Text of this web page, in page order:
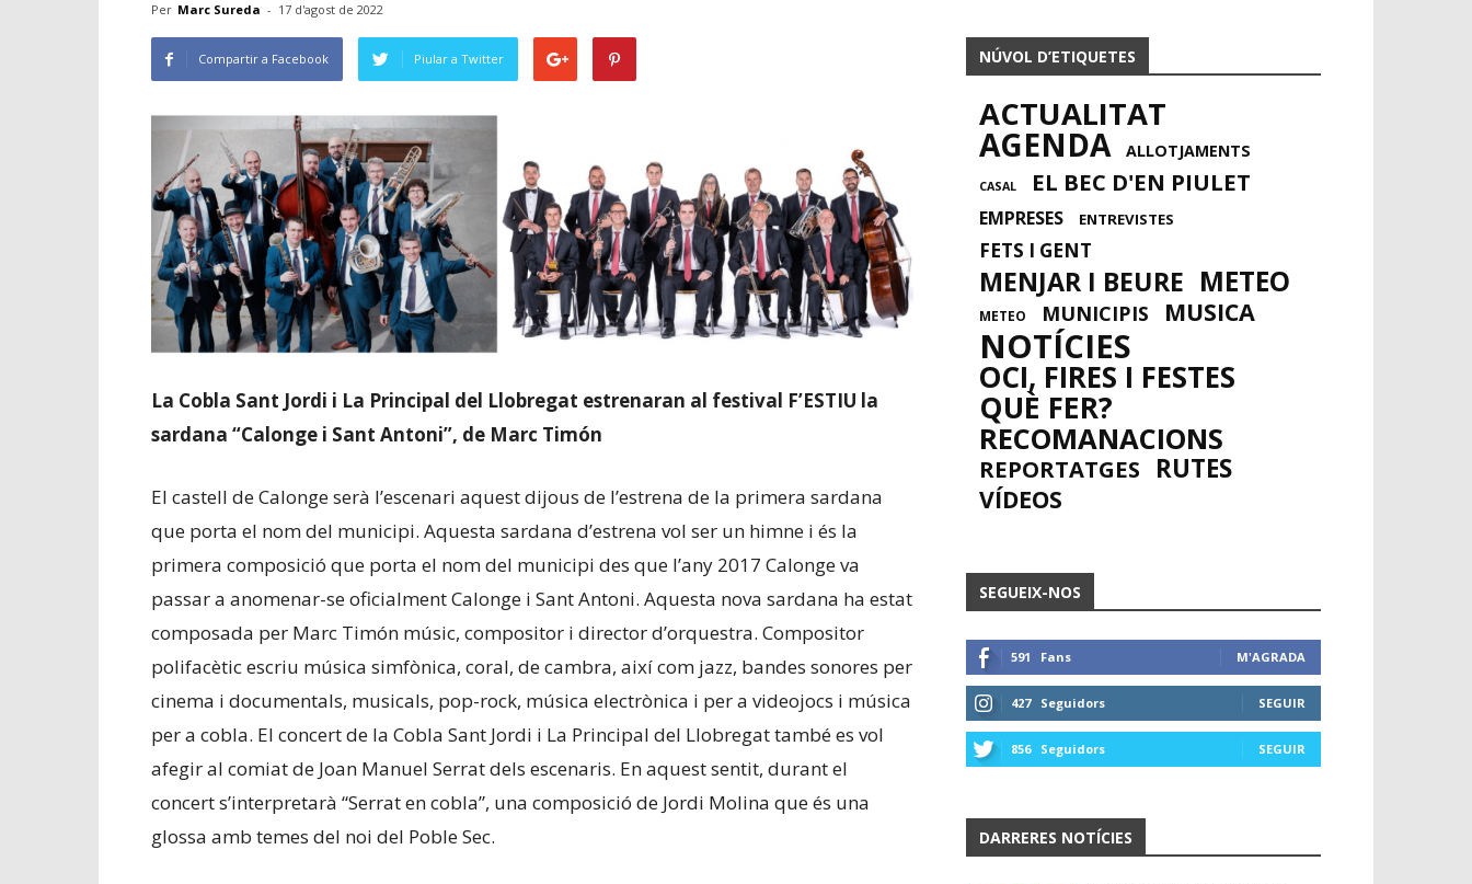
Per Marc Sureda - 17 d'agost de 2022
Compartir a Facebook Piular a Twitter
La Cobla Sant Jordi i La Principal del Llobregat estrenaran al festival F’ESTIU la
sardana “Calonge i Sant Antoni”, de Marc Timón
El castell de Calonge serà l’escenari aquest dijous de l’estrena de la primera sardana
que porta el nom del municipi. Aquesta sardana d’estrena vol ser un himne i és la
primera composició que porta el nom del municipi des que l’any 2017 Calonge va
passar a anomenar-se oficialment Calonge i Sant Antoni. Aquesta nova sardana ha estat
composada per Marc Timón músic, compositor i director d’orquestra. Compositor
polifacètic escriu música simfònica, coral, de cambra, així com jazz, bandes sonores per
cinema i documentals, musicals, pop-rock, música electrònica i per a videojocs i música
per a cobla. El concert de la Cobla Sant Jordi i La Principal del Llobregat també es vol
afegir al comiat de Joan Manuel Serrat dels escenaris. En aquest sentit, durant el
concert s’interpretarà “Serrat en cobla”, una composició de Jordi Molina que és una
glossa amb temes del noi del Poble Sec.
NÚVOL D’ETIQUETES
ACTUALITAT
AGENDA ALLOTJAMENTS
CASAL EL BEC D'EN PIULET
EMPRESES ENTREVISTES
FETS I GENT
MENJAR I BEURE METEO
METEO MUNICIPIS MUSICA
NOTÍCIES
OCI, FIRES I FESTES
QUÈ FER?
RECOMANACIONS
REPORTATGES RUTES
VÍDEOS
SEGUEIX-NOS
591 Fans M'AGRADA
427 Seguidors SEGUIR
856 Seguidors SEGUIR
DARRERES NOTÍCIES